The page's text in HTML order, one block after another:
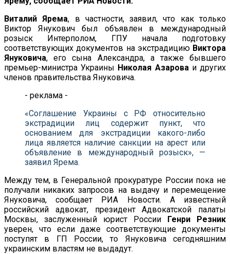
Виталий Ярема, в частности, заявил, что как только
Виктор Янукович был объявлен в международный
розыск Интерполом, ГПУ начала подготовку
соответствующих документов на экстрадицию Виктора
Януковича, его сына Александра, а также бывшего
премьер-министра Украины Николая Азароваи других
членов правительства Януковича.
- реклама -
«Соглашение Украины с РФ относительно
экстрадиции лиц содержит пункт, что
основанием для экстрадиции какого-либо
лица является наличие санкции на арест или
объявление в международный розыск», —
заявил Ярема.
Между тем, в Генеральной прокуратуре России пока не
получали никаких запросов на выдачу и перемещение
Януковича, сообщает РИА Новости. А известный
российский адвокат, президент Адвокатской палаты
Москвы, заслуженный юрист России Генри Резник
уверен, что если даже соответствующие документы
поступят в ГП России, то Януковича сегодняшним
украинским властям не выдадут.